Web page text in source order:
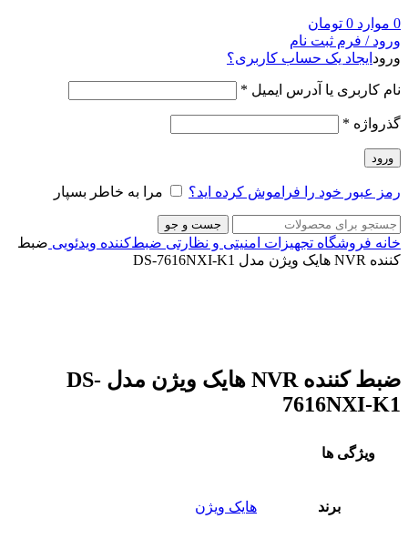
0 موارد 0 تومان
ورود / فرم ثبت نام
ورود ایجاد یک حساب کاربری؟
نام کاربری یا آدرس ایمیل *
گذرواژه *
ورود
رمز عبور خود را فراموش کرده اید؟ مرا به خاطر بسپار
جست و جو
خانه فروشگاه تجهیزات امنیتی و نظارتی ضبط‌کننده ویدئویی ضبط
کننده NVR هایک ویژن مدل DS-7616NXI-K1
ضبط کننده NVR هایک ویژن مدل DS-
7616NXI-K1
ویژگی ها
برند هایک ویژن